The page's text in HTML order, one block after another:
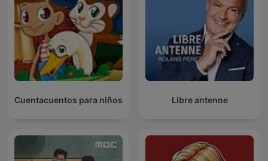
Cuentacuentos para niños Libre antenne